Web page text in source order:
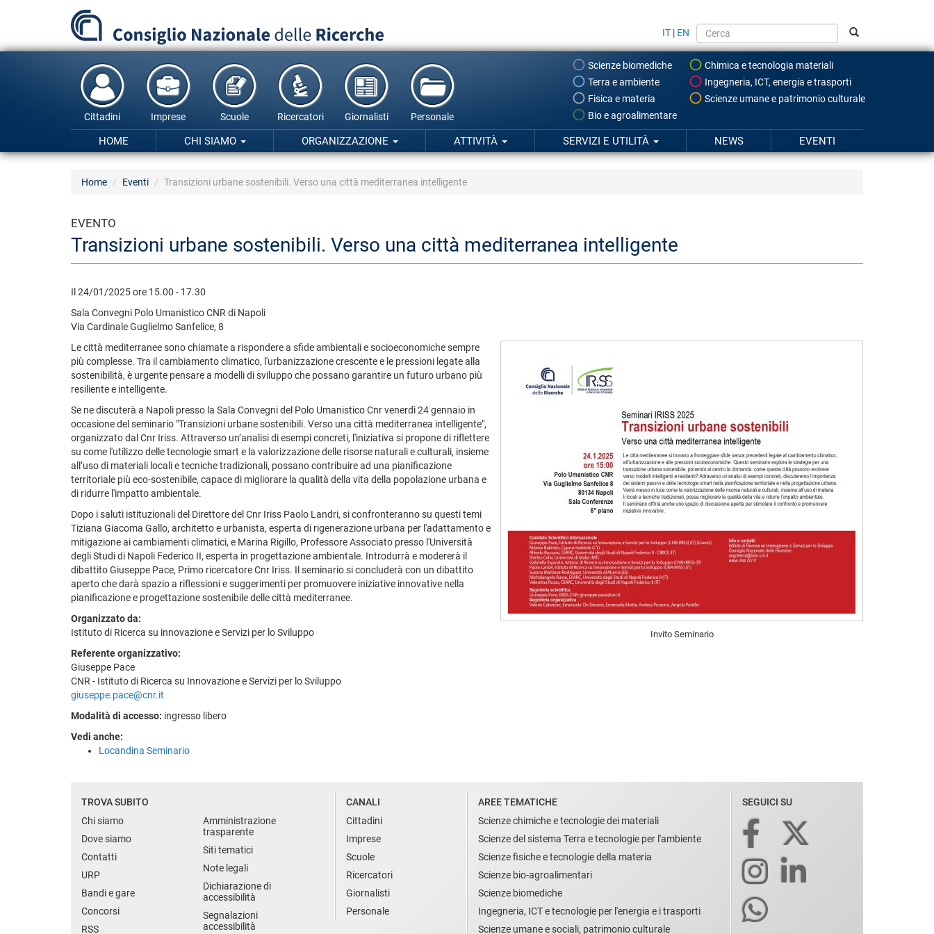
principale
IT | EN
Scienze biomediche
Chimica e tecnologia materiali
Terra e ambiente
Ingegneria, ICT, energia e trasporti
Fisica e materia
Scienze umane e patrimonio culturale
Bio e agroalimentare
Cittadini Imprese Scuole Ricercatori Giornalisti Personale
HOME CHI SIAMO ORGANIZZAZIONE ATTIVITÀ SERVIZI E UTILITÀ NEWS EVENTI
Home Eventi Transizioni urbane sostenibili. Verso una città mediterranea intelligente
EVENTO
Transizioni urbane sostenibili. Verso una città mediterranea intelligente
Il 24/01/2025 ore 15.00 - 17.30
Sala Convegni Polo Umanistico CNR di Napoli
Via Cardinale Guglielmo Sanfelice, 8
Invito Seminario
Le città mediterranee sono chiamate a rispondere a sfide ambientali e socioeconomiche sempre
più complesse. Tra il cambiamento climatico, l'urbanizzazione crescente e le pressioni legate alla
sostenibilità, è urgente pensare a modelli di sviluppo che possano garantire un futuro urbano più
resiliente e intelligente.
Se ne discuterà a Napoli presso la Sala Convegni del Polo Umanistico Cnr venerdì 24 gennaio in
occasione del seminario "Transizioni urbane sostenibili. Verso una città mediterranea intelligente",
organizzato dal Cnr Iriss. Attraverso un’analisi di esempi concreti, l'iniziativa si propone di riflettere
su come l'utilizzo delle tecnologie smart e la valorizzazione delle risorse naturali e culturali, insieme
all’uso di materiali locali e tecniche tradizionali, possano contribuire ad una pianificazione
territoriale più eco-sostenibile, capace di migliorare la qualità della vita della popolazione urbana e
di ridurre l'impatto ambientale.
Dopo i saluti istituzionali del Direttore del Cnr Iriss Paolo Landri, si confronteranno su questi temi
Tiziana Giacoma Gallo, architetto e urbanista, esperta di rigenerazione urbana per l'adattamento e
mitigazione ai cambiamenti climatici, e Marina Rigillo, Professore Associato presso l'Università
degli Studi di Napoli Federico II, esperta in progettazione ambientale. Introdurrà e modererà il
dibattito Giuseppe Pace, Primo ricercatore Cnr Iriss. Il seminario si concluderà con un dibattito
aperto che darà spazio a riflessioni e suggerimenti per promuovere iniziative innovative nella
pianificazione e progettazione sostenibile delle città mediterranee.
Organizzato da:
Istituto di Ricerca su innovazione e Servizi per lo Sviluppo
Referente organizzativo:
Giuseppe Pace
CNR - Istituto di Ricerca su Innovazione e Servizi per lo Sviluppo
giuseppe.pace@cnr.it
Modalità di accesso: ingresso libero
Vedi anche:
Locandina Seminario
TROVA SUBITO
Chi siamo
Dove siamo
Contatti
URP
Bandi e gare
Concorsi
RSS
Amministrazione
trasparente
Siti tematici
Note legali
Dichiarazione di
accessibilità
Segnalazioni
accessibilità
CANALI
Cittadini
Imprese
Scuole
Ricercatori
Giornalisti
Personale
AREE TEMATICHE
Scienze chimiche e tecnologie dei materiali
Scienze del sistema Terra e tecnologie per l'ambiente
Scienze fisiche e tecnologie della materia
Scienze bio-agroalimentari
Scienze biomediche
Ingegneria, ICT e tecnologie per l'energia e i trasporti
Scienze umane e sociali, patrimonio culturale
SEGUICI SU